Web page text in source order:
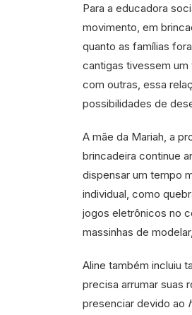
Para a educadora
movimento, em
quanto as famílias
cantigas tivessem
com outras, essa
possibilidades de
A mãe da Mariah, a
brincadeira continue
dispensar um tempo
individual, como
jogos eletrônicos no
massinhas de
Aline também incluiu
precisa arrumar suas
presenciar devido ao